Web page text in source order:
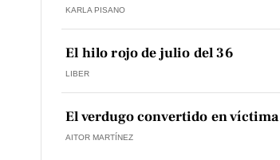
KARLA PISANO
El hilo rojo de julio del 36
LIBER
El verdugo convertido en víctima
AITOR MARTÍNEZ